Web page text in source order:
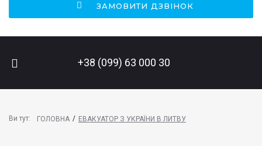
ЗАМОВИТИ ДЗВІНОК
+38 (099) 63 000 30
Ви тут: ГОЛОВНА / ЕВАКУАТОР З УКРАЇНИ В ЛИТВУ
ПОШУК НА САЙТІ